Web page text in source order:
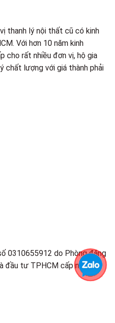
thanh lý nội thất cũ có kinh
Với hơn 10 năm kinh
cho rất nhiều đơn vị, hộ gia
chất lượng với giá thành phải
0310655912 do Phòng đăng
đầu tư TPHCM cấp ngày